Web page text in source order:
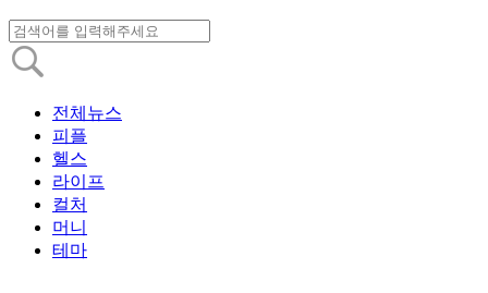
전체뉴스
피플
헬스
라이프
컬처
머니
테마